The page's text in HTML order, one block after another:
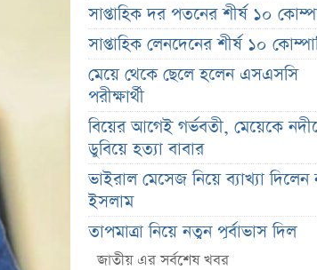
সাপ্তাহিক দর পতনের শীর্ষ ১০
সাপ্তাহিক লেনদেনের শীর্ষ ১০
মেয়ে থেকে ছেলে হলেন এসএসসি
পরীক্ষার্থী
বিয়ের আগেই গর্ভবতী, মেয়েকে
ডুবিয়ে হত্যা বাবার
ভাইরাল মেসেজ নিয়ে ব্যাখ্যা দিলেন
ইসলাম
তাপমাত্রা নিয়ে নতুন পূর্বাভাস দিল
আবহাওয়া অফিস
জাতীয় এর সর্বশেষ খবর